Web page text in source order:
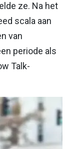
ze. Na het
scala aan
van
periode als
Talk-